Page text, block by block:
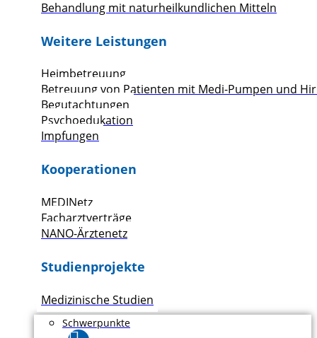
Behandlung mit naturheilkundlichen Mitteln
Weitere Leistungen
Heimbetreuung
Betreuung von Patienten mit Medi-Pumpen und
Begutachtungen
Psychoedukation
Impfungen
Kooperationen
MEDINetz
Facharztverträge
NANO-Ärztenetz
Studienprojekte
Medizinische Studien
Schwerpunkte